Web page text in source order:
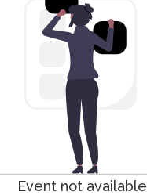
Event not available